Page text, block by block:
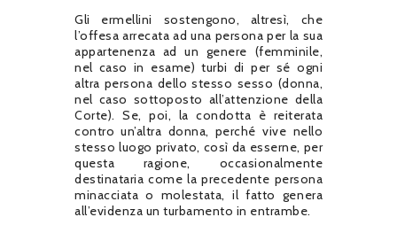
Gli ermellini sostengono, altresì, che
l’offesa arrecata ad una persona per la sua
appartenenza ad un genere (femminile,
nel caso in esame) turbi di per sé ogni
altra persona dello stesso sesso (donna,
nel caso sottoposto all’attenzione della
Corte). Se, poi, la condotta è reiterata
contro un’altra donna, perché vive nello
stesso luogo privato, così da esserne, per
questa ragione, occasionalmente
destinataria come la precedente persona
minacciata o molestata, il fatto genera
all’evidenza un turbamento in entrambe.